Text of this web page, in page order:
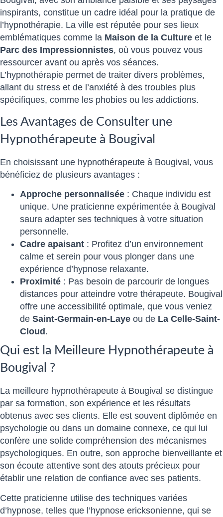
inspirants, constitue un cadre idéal pour la pratique de
l’hypnothérapie. La ville est réputée pour ses lieux
emblématiques comme la Maison de la Culture et le
Parc des Impressionnistes, où vous pouvez vous
ressourcer avant ou après vos séances.
L’hypnothérapie permet de traiter divers problèmes,
allant du stress et de l’anxiété à des troubles plus
spécifiques, comme les phobies ou les addictions.
Les Avantages de Consulter une
Hypnothérapeute à Bougival
En choisissant une hypnothérapeute à Bougival, vous
bénéficiez de plusieurs avantages :
Approche personnalisée : Chaque individu est
unique. Une praticienne expérimentée à Bougival
saura adapter ses techniques à votre situation
personnelle.
Cadre apaisant : Profitez d’un environnement
calme et serein pour vous plonger dans une
expérience d’hypnose relaxante.
Proximité : Pas besoin de parcourir de longues
distances pour atteindre votre thérapeute. Bougival
offre une accessibilité optimale, que vous veniez
de Saint-Germain-en-Laye ou de La Celle-Saint-
Cloud .
Qui est la Meilleure Hypnothérapeute à
Bougival ?
La meilleure hypnothérapeute à Bougival se distingue
par sa formation, son expérience et les résultats
obtenus avec ses clients. Elle est souvent diplômée en
psychologie ou dans un domaine connexe, ce qui lui
confère une solide compréhension des mécanismes
psychologiques. En outre, son approche bienveillante et
son écoute attentive sont des atouts précieux pour
établir une relation de confiance avec ses patients.
Cette praticienne utilise des techniques variées
d’hypnose, telles que l’hypnose ericksonienne, qui se